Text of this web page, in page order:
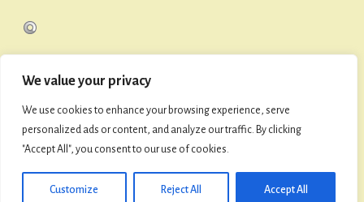
We value your privacy
We use cookies to enhance your browsing experience, serve
personalized ads or content, and analyze our traffic. By clicking
"Accept All", you consent to our use of cookies.
Customize Reject All Accept All
O FaniMani
Namysłowskiej